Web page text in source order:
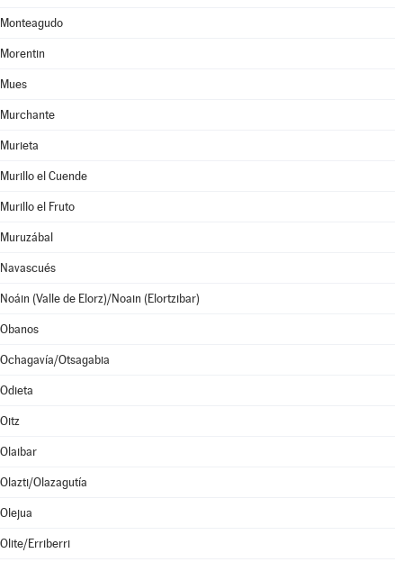
Monteagudo
Morentin
Mues
Murchante
Murieta
Murillo el Cuende
Murillo el Fruto
Muruzábal
Navascués
Noáin (Valle de Elorz)/Noain (Elortzibar)
Obanos
Ochagavía/Otsagabia
Odieta
Oitz
Olaibar
Olazti/Olazagutía
Olejua
Olite/Erriberri